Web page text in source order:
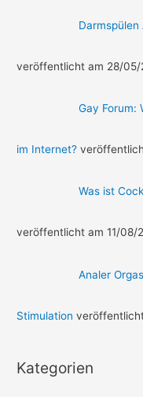
Darmspülen
veröffentlicht am 28/05/
Gay Forum:
im Internet?
Was ist
veröffentlicht am 11/08/
Analer
Stimulation
Kategorien